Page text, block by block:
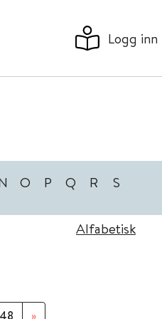
Logg inn
O P Q R S
Alfabetisk
48 »